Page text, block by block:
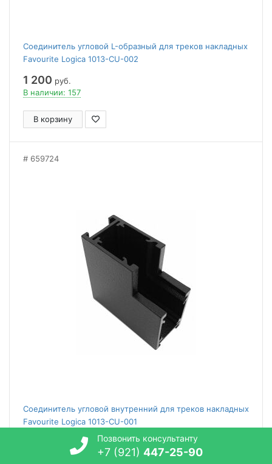
Соединитель угловой L-образный для треков накладных
Favourite Logica 1013-CU-002
1 200 руб.
В наличии: 157
В корзину
659724
Соединитель угловой внутренний для треков накладных
Favourite Logica 1013-CU-001
В наличии: 91
Позвонить консультанту
+7 (921) 447-25-90